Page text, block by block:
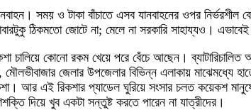
সময় ও টাকা বাঁচাতে এসব যানবাহনের ওপর নির্ভরশীল
ঠিকমতো জোটে না; মেলে না সরকারি সাহায্যও। এভাবেই
চালিয়ে কোনো রকম খেয়ে পরে বেঁচে আছেন।
জেলার উপজেলার বিভিন্ন এলাকায় মাঝেমধ্যে
আর এই রিকশার প্যাডেল ঘুরিয়ে সংসার চলত কয়েকশ
দিয়ে খুব একটা সন্তুষ্ট করতে পারেন না যাত্রীদের।